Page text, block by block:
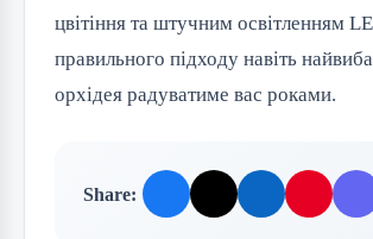
цвітіння та штучним освітленням
правильного підходу навіть
орхідея радуватиме вас роками.
Share: